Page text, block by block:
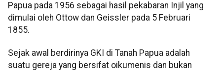
Papua pada 1956 sebagai hasil pekabaran Injil yang
dimulai oleh Ottow dan Geissler pada 5 Februari
1855.
Sejak awal berdirinya GKI di Tanah Papua adalah
suatu gereja yang bersifat oikumenis dan bukan